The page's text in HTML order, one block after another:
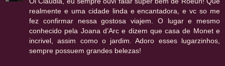
realmente e uma cidade linda e encantadora, e vc so me
fez confirmar nessa gostosa viajem. O lugar e mesmo
conhecido pela Joana d’Arc e dizem que casa de Monet e
incrivel, assim como o jardim. Adoro esses lugarzinhos,
sempre possuem grandes belezas!